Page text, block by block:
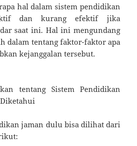
hal dalam sistem pendidikan
dan kurang efektif jika
saat ini. Hal ini mengundang
dalam tentang faktor-faktor apa
kejanggalan tersebut.
tentang Sistem Pendidikan
jaman dulu bisa dilihat dari